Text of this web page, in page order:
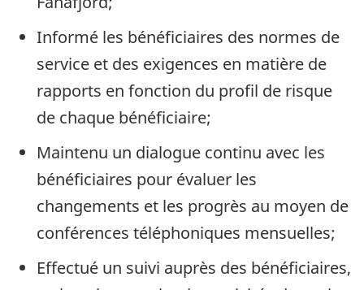
Informé les bénéficiaires des normes de
service et des exigences en matière de
rapports en fonction du profil de risque
de chaque bénéficiaire;
Maintenu un dialogue continu avec les
bénéficiaires pour évaluer les
changements et les progrès au moyen de
conférences téléphoniques mensuelles;
Effectué un suivi auprès des bénéficiaires,